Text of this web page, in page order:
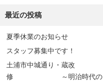
最近の投稿
夏季休業のお知らせ
スタッフ募集中です！
土浦市中城通り・蔵改
修 ～明治時代の